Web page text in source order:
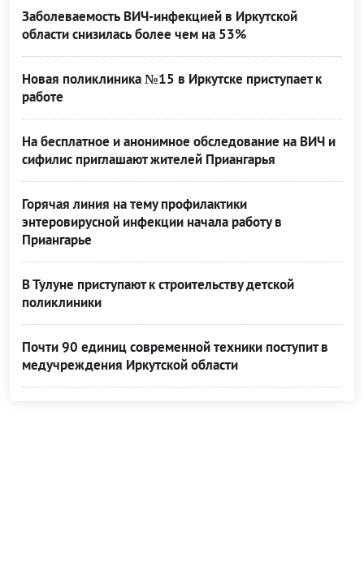
Заболеваемость ВИЧ-инфекцией в Иркутской
области снизилась более чем на 53%
Новая поликлиника №15 в Иркутске приступает к
работе
На бесплатное и анонимное обследование на ВИЧ и
сифилис приглашают жителей Приангарья
Горячая линия на тему профилактики
энтеровирусной инфекции начала работу в
Приангарье
В Тулуне приступают к строительству детской
поликлиники
Почти 90 единиц современной техники поступит в
медучреждения Иркутской области